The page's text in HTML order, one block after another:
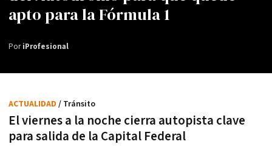
apto para la Fórmula 1
PoriProfesional
El viernes a la noche cierra autopista clave
para salida de la Capital Federal
ACTUALIDAD / Tránsito